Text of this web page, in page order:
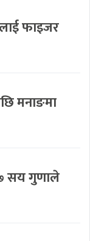
फाइजर
मनाङमा
सय गुणाले